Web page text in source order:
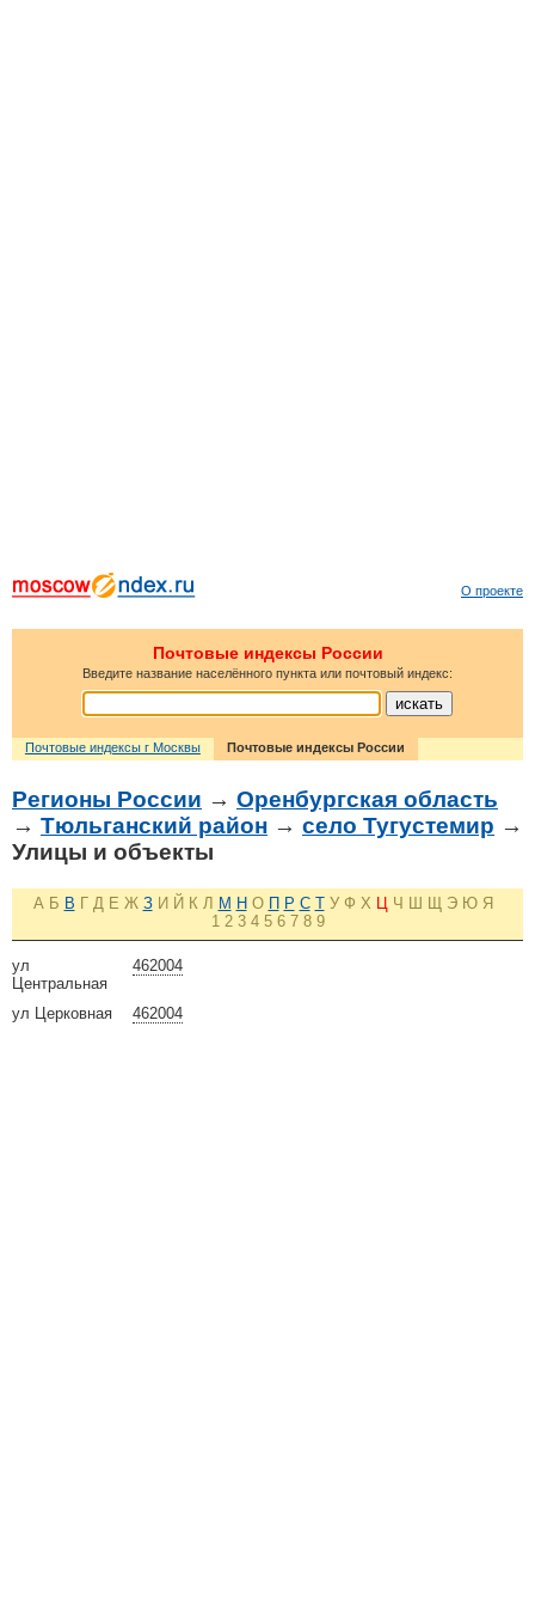
О проекте
Почтовые индексы России
Введите название населённого пункта или почтовый индекс:
Почтовые индексы г Москвы Почтовые индексы России
Регионы России → Оренбургская область
→ Тюльганский район → село Тугустемир →
Улицы и объекты
А Б В Г Д Е Ж З И Й К Л М Н О П Р С Т У Ф Х Ц Ч Ш Щ Э Ю Я
1 2 3 4 5 6 7 8 9
462004
ул
Центральная
462004
ул Церковная